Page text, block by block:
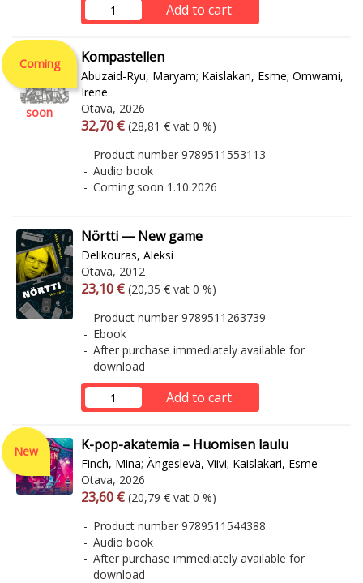
Add to cart
Coming
soon
Kompastellen
Abuzaid-Ryu, Maryam; Kaislakari, Esme; Omwami,
Irene
Otava, 2026
Arvonlisäverollinen hinta
32,70 € Excl. vat
(28,81 € vat 0 %)
Product number 9789511553113
Audio book
Coming soon 1.10.2026
Nörtti — New game
Delikouras, Aleksi
Otava, 2012
Arvonlisäverollinen hinta
23,10 € Excl. vat
(20,35 € vat 0 %)
Product number 9789511263739
Ebook
After purchase immediately available for
download
Add to cart
New K-pop-akatemia – Huomisen laulu
Finch, Mina; Ängeslevä, Viivi; Kaislakari, Esme
Otava, 2026
Arvonlisäverollinen hinta
23,60 € Excl. vat
(20,79 € vat 0 %)
Product number 9789511544388
Audio book
After purchase immediately available for
download